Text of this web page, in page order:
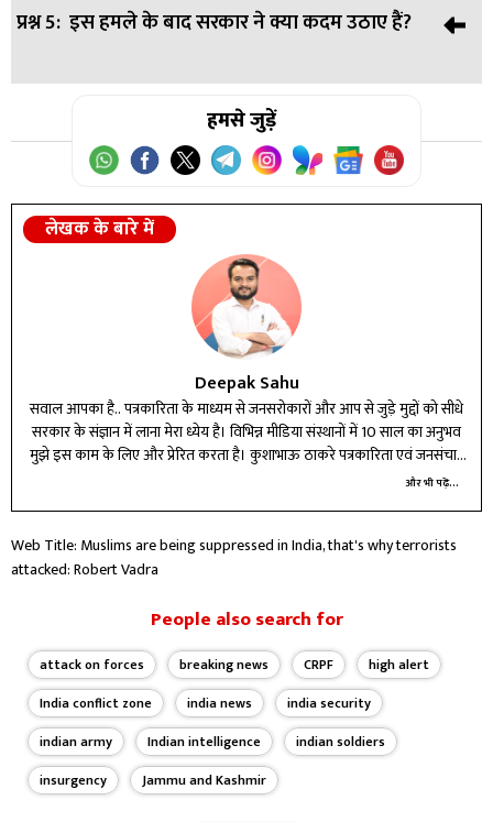
जघन्य हमले के दोषियों को किसी भी कीमत पर नहीं छोड़ा जाएगा।
उत्तर: पहलगाम आतंकी हमले में कुल 27 लोग मारे गए थे, जिनमें
प्रश्न 5: इस हमले के बाद सरकार ने क्या कदम उठाए हैं?
सरकार ने हमले की कड़ी निंदा की है और आतंकवादियों के
खिलाफ कठोर कार्रवाई का आह्वान किया है। गृह मंत्री अमित शाह और
अन्य नेताओं ने इस हमले के दोषियों को सजा देने का वादा किया है।
हमसे जुड़ें
लेखक के बारे में
Deepak Sahu
सवाल आपका है.. पत्रकारिता के माध्यम से जनसरोकारों और आप से जुड़े मुद्दों को सीधे
सरकार के संज्ञान में लाना मेरा ध्येय है। विभिन्न मीडिया संस्थानों में 10 साल का अनुभव
मुझे इस काम के लिए और प्रेरित करता है। कुशाभाऊ ठाकरे पत्रकारिता एवं जनसंचार
विश्वविद्यालय से इलेक्ट्रानिक मीडिया और भाषा विज्ञान में ली हुई स्नातकोत्तर की दोनों
और भी पढ़ें...
Web Title: Muslims are being suppressed in India, that's why terrorists
attacked: Robert Vadra
People also search for
attack on forces breaking news CRPF
high alert
India conflict zone
india news
india security
indian army
Indian intelligence
indian soldiers
insurgency
Jammu and Kashmir